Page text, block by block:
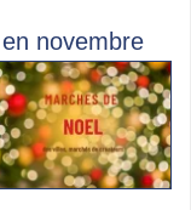
novembre